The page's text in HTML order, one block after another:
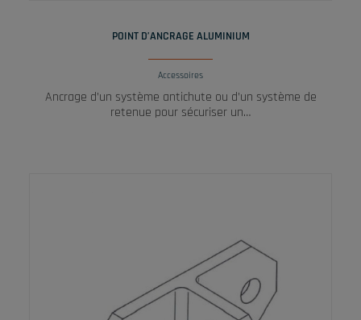
POINT D’ANCRAGE ALUMINIUM
Accessoires
Ancrage d’un système antichute ou d’un système de
retenue pour sécuriser un…